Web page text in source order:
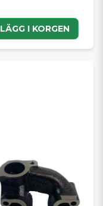
LÄGG I KORGEN